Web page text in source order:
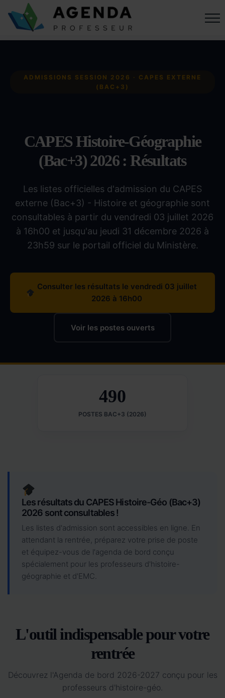
ADMISSIONS SESSION 2026 · CAPES EXTERNE
(BAC+3)
CAPES Histoire-Géographie
(Bac+3) 2026 : Résultats
Les listes officielles d'admission du CAPES
externe (Bac+3) - Histoire et géographie sont
consultables à partir du vendredi 03 juillet 2026
à 16h00 et jusqu'au jeudi 31 décembre 2026 à
23h59 sur le portail officiel du Ministère.
Consulter les résultats le vendredi 03 juillet
2026 à 16h00
Voir les postes ouverts
490
POSTES BAC+3 (2026)
Les résultats du CAPES Histoire-Géo (Bac+3)
2026 sont consultables !
Les listes d'admission sont accessibles en ligne. En
attendant la rentrée, préparez votre prise de poste
et équipez-vous de l'agenda de bord conçu
spécialement pour les professeurs d'histoire-
géographie et d'EMC.
L'outil indispensable pour votre
rentrée
Découvrez l'Agenda de bord 2026-2027 conçu pour les
professeurs d'histoire-géo.